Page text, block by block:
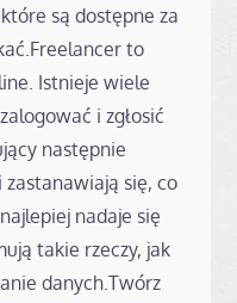
są dostępne za
to
Istnieje wiele
i zgłosić
następnie
zastanawiają się, co
nadaje się
takie rzeczy, jak
danych.Twórz